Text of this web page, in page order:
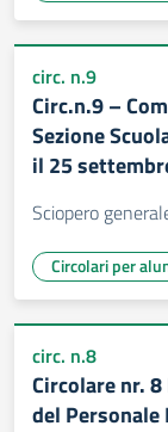
circ. n.9
Circ.n.9 –
Sezione
il 25
Sciopero
Circolari per
circ. n.8
Circolare nr.
del